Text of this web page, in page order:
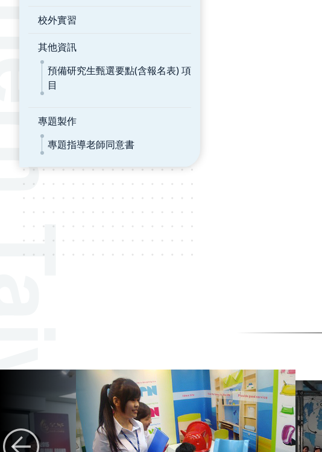
校外實習
其他資訊
預備研究生甄選要點(含報名表) 項
目
專題製作
專題指導老師同意書